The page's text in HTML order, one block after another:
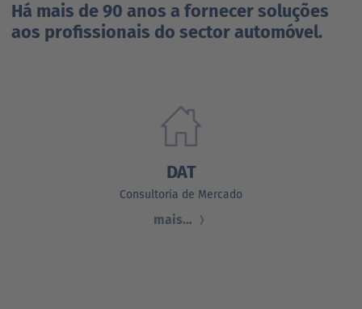
Há mais de 90 anos a fornecer soluções
aos profissionais do sector automóvel.
DAT
Consultoria de Mercado
mais…